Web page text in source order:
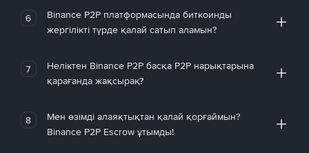
6
Binance P2P платформасында биткоинды
жергілікті түрде қалай сатып аламын?
7
Неліктен Binance P2P басқа P2P нарықтарына
қарағанда жақсырақ?
8
Мен өзімді алаяқтықтан қалай қорғаймын?
Binance P2P Escrow ұтымды!